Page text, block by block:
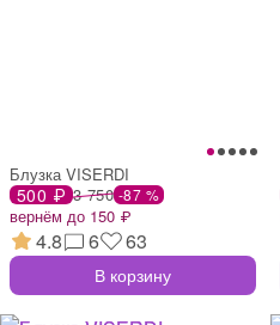
Блузка VISERDI
500 ₽ 3 750 -87 %
вернём до 150 ₽
4.8 6 63
В корзину